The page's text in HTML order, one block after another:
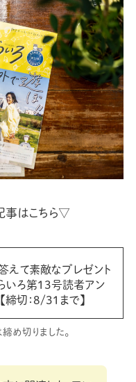
事はこちら▽
えて素敵なプレゼント
いろ第13号読者アン
締切：8/31まで】
め切りました。